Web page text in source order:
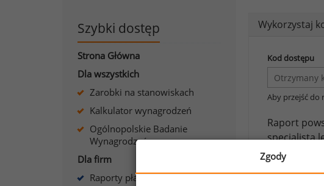
Szybki dostęp
Strona Główna
Dla wszystkich
Zarobki na stanowiskach
Kalkulator wynagrodzeń
Ogólnopolskie Badanie
Wynagrodzeń
Dla firm
Raporty płacowe dla firm
Wykorzystaj
Kod dostępu
Aby przejść
Raport
specjalista
Jeżeli
sprawdzić
Zgody